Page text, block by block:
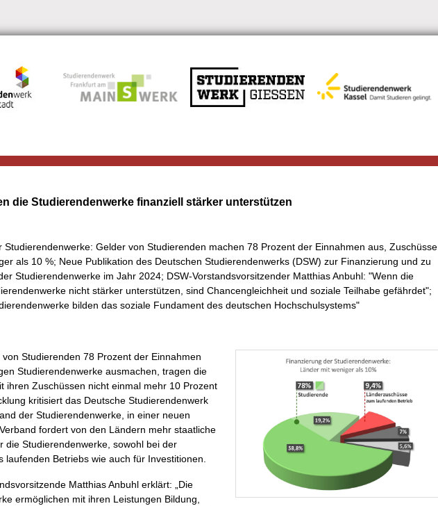
die Studierendenwerke finanziell stärker unterstützen
Studierendenwerke: Gelder von Studierenden machen 78 Prozent der Einnahmen aus, Zuschüsse
als 10 %; Neue Publikation des Deutschen Studierendenwerks (DSW) zur Finanzierung und zu
Studierendenwerke im Jahr 2024; DSW-Vorstandsvorsitzender Matthias Anbuhl: "Wenn die
nicht stärker unterstützen, sind Chancengleichheit und soziale Teilhabe gefährdet";
bilden das soziale Fundament des deutschen Hochschulsystems"
Studierenden 78 Prozent der Einnahmen
Studierendenwerke ausmachen, tragen die
ihren Zuschüssen nicht einmal mehr 10 Prozent
kritisiert das Deutsche Studierendenwerk
der Studierendenwerke, in einer neuen
fordert von den Ländern mehr staatliche
die Studierendenwerke, sowohl bei der
laufenden Betriebs wie auch für Investitionen.
Matthias Anbuhl erklärt: „Die
ermöglichen mit ihren Leistungen Bildung,